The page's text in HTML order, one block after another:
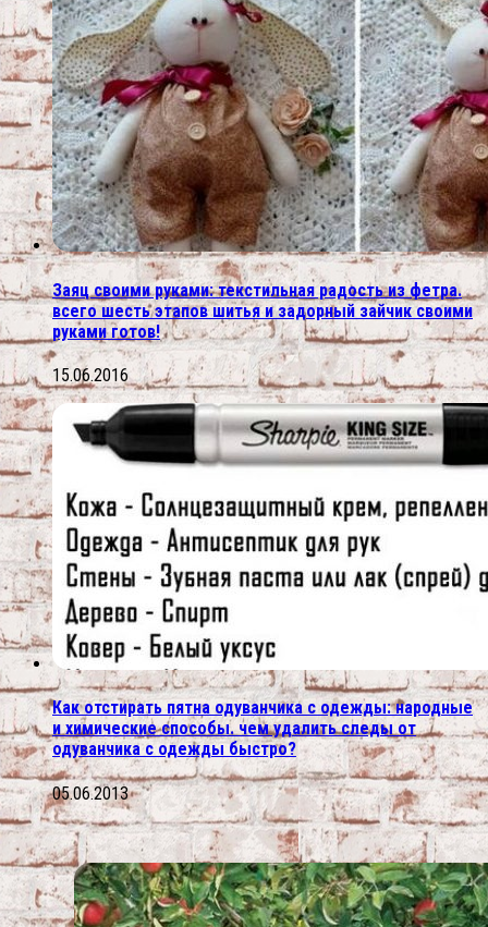
Заяц своими руками: текстильная радость из фетра.
всего шесть этапов шитья и задорный зайчик своими
руками готов!
15.06.2016
Как отстирать пятна одуванчика с одежды: народные
и химические способы. чем удалить следы от
одуванчика с одежды быстро?
05.06.2013